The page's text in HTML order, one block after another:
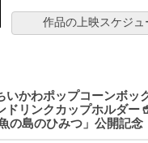
作品の上映スケジュ
いかわポップコーンボッ
リンクカップホルダー
の島のひみつ」公開記念